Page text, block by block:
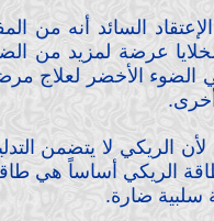
السائد أنه من
عرضة لمزيد من
الضوء الأخضر لعلاج
لأن الريكي لا يتضمن
الريكي أساساً هي
سلبية ضارة.